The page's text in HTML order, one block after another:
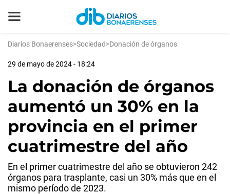
Diarios Bonaerenses>Sociedad>Donación de órganos
29 de mayo de 2024 - 18:24
La donación de órganos
aumentó un 30% en la
provincia en el primer
cuatrimestre del año
En el primer cuatrimestre del año se obtuvieron 242
órganos para trasplante, casi un 30% más que en el
mismo período de 2023.